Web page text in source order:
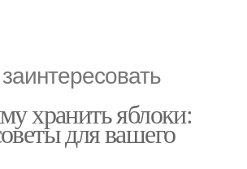
хранить яблоки:
для вашего